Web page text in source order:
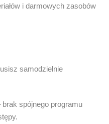
i darmowych zasobów
samodzielnie
spójnego programu